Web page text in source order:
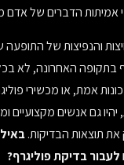
אמיתות הדברים של אדם
והנפיצות של התופעה
בתקופה האחרונה, לא
אמת, או מכשירי
גם אנשים מקצועיים
את תוצאות הבדיקות.
לעבור בדיקת פוליגרף?